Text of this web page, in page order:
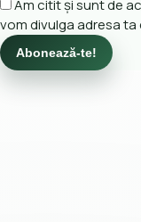
Am citit și sunt de
vom divulga adresa ta
Abonează-te!